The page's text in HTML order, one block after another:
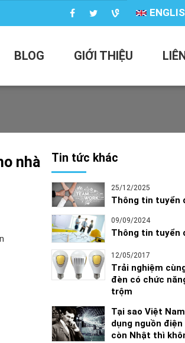
BLOG GIỚI THIỆU
nhà
Tin tức khác
25/12/2025
Thông tin tuyển
09/09/2024
Thông tin tuyển
12/05/2017
Trải nghiệm
đèn có chức
trộm
Tại sao Việt
dụng nguồn điện
còn Nhật thì